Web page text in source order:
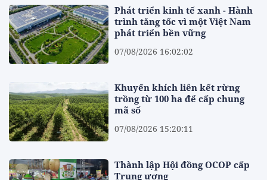
Phát triển kinh tế xanh - Hành
trình tăng tốc vì một Việt Nam
phát triển bền vững
07/08/2026 16:02:02
Khuyến khích liên kết rừng
trồng từ 100 ha để cấp chung
mã số
07/08/2026 15:20:11
Thành lập Hội đồng OCOP cấp
Trung ương